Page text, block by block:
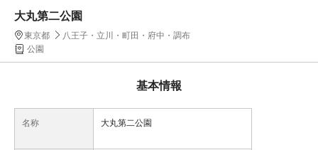
大丸第二公園
東京都
八王子・立川・町田・府中・調布
公園
基本情報
名称 大丸第二公園